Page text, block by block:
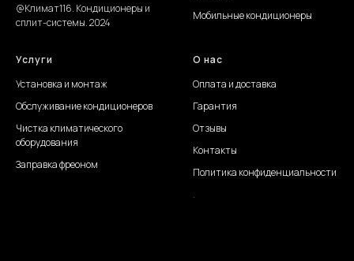
@Климат116. Кондиционеры и
сплит-системы. 2024
Мобильные кондиционеры
Услуги
Установка и монтаж
Обслуживаниекондиционеров
Чистка климатического
оборудования
Заправка фреоном
О нас
Оплата и доставка
Гарантия
Отзывы
Контакты
Политика конфиденциальности
.